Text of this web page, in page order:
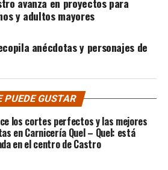
avanza en proyectos para
y adultos mayores
anécdotas y personajes de
PUEDE GUSTAR
los cortes perfectos y las mejores
en Carnicería Quel – Quel: está
en el centro de Castro